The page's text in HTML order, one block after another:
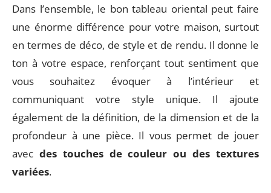
Dans l’ensemble, le bon tableau oriental peut faire
une énorme différence pour votre maison, surtout
en termes de déco, de style et de rendu. Il donne le
ton à votre espace, renforçant tout sentiment que
vous souhaitez évoquer à l’intérieur et
communiquant votre style unique. Il ajoute
également de la définition, de la dimension et de la
profondeur à une pièce. Il vous permet de jouer
avec des touches de couleur ou des textures
variées.